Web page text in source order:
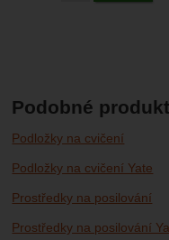
Podobné
Podložky na cvičení
Podložky na cvičení Yate
Prostředky na posilování
Prostředky na posilování